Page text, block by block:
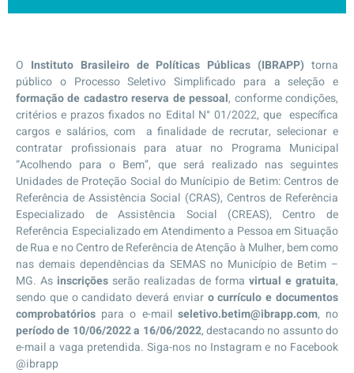
O Instituto Brasileiro de Políticas Públicas (IBRAPP) torna
público o Processo Seletivo Simplificado para a seleção e
formação de cadastro reserva de pessoal, conforme condições,
critérios e prazos fixados no Edital N° 01/2022, que específica
cargos e salários, com a finalidade de recrutar, selecionar e
contratar profissionais para atuar no Programa Municipal
“Acolhendo para o Bem”, que será realizado nas seguintes
Unidades de Proteção Social do Munícipio de Betim: Centros de
Referência de Assistência Social (CRAS), Centros de Referência
Especializado de Assistência Social (CREAS), Centro de
Referência Especializado em Atendimento a Pessoa em Situação
de Rua e no Centro de Referência de Atenção à Mulher, bem como
nas demais dependências da SEMAS no Município de Betim –
MG. As inscrições serão realizadas de forma virtual e gratuita,
sendo que o candidato deverá enviar o currículo e documentos
comprobatórios para o e-mail seletivo.betim@ibrapp.com, no
período de 10/06/2022 a 16/06/2022, destacando no assunto do
e-mail a vaga pretendida. Siga-nos no Instagram e no Facebook
@ibrapp